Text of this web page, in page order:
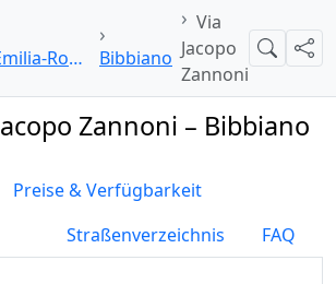
Emilia-Romagna Bibbiano
Via
Jacopo
Zannoni
Suche
Zannoni – Bibbiano
Preise & Verfügbarkeit
Straßenverzeichnis
FAQ